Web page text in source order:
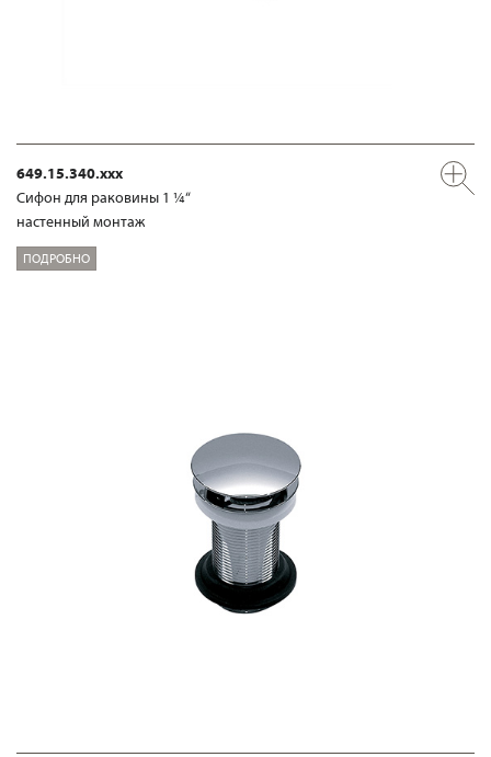
649.15.340.xxx
Сифон для раковины 1 ¼“
настенный монтаж
ПОДРОБНО